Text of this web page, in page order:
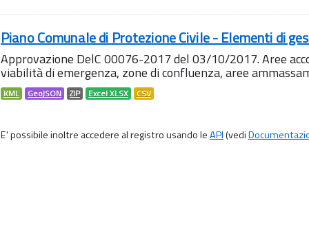
Piano Comunale di Protezione Civile - Elementi di
Approvazione DelC 00076-2017 del 03/10/2017. Aree
viabilità di emergenza, zone di confluenza, aree
KML GeoJSON ZIP Excel XLSX CSV
E' possibile inoltre accedere al registro usando leAPI(vedi